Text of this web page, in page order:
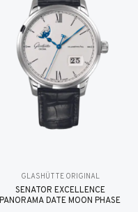
GLASHÜTTE ORIGINAL
SENATOR EXCELLENCE
PANORAMA DATE MOON PHASE